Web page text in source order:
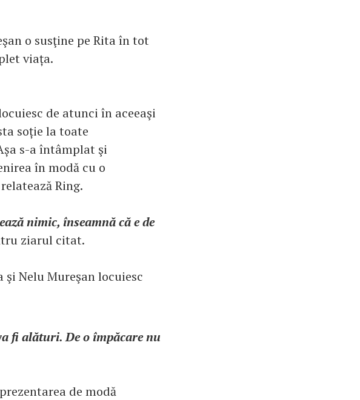
o susţine pe Rita în tot
viața.
de atunci în aceeaşi
soție la toate
s-a întâmplat şi
în modă cu o
Ring.
nimic, înseamnă că e de
ziarul citat.
Nelu Mureşan locuiesc
fi alături. De o împăcare nu
de modă